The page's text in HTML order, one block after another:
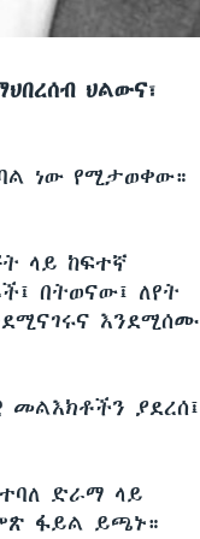
ህልውና፣
ነው የሚታወቀው።
ላይ ከፍተኛ
በትወናው፤ ለየት
እንደሚሰሙ
ያደረሰ፤
ድራማ ላይ
ፋይል ይጫኑ።